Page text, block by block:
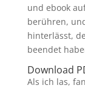
und ebook
berühren,
hinterlässt,
beendet
Download
Als ich las,